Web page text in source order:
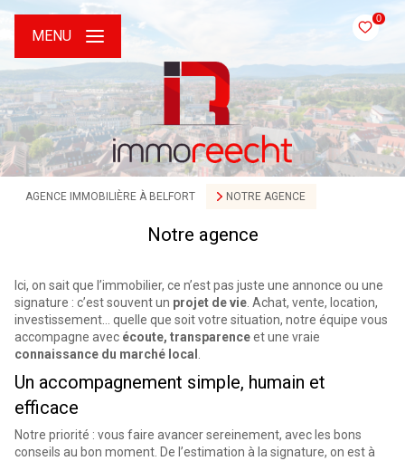
0
MENU
AGENCE IMMOBILIÈRE À BELFORT NOTRE AGENCE
Notre agence
Ici, on sait que l’immobilier, ce n’est pas juste une annonce ou une
signature : c’est souvent un projet de vie . Achat, vente, location,
investissement… quelle que soit votre situation, notre équipe vous
accompagne avec écoute, transparenceet une vraie
connaissance du marché local
Un accompagnement simple, humain et
efficace
Notre priorité : vous faire avancer sereinement, avec les bons
conseils au bon moment. De l’estimation à la signature, on est à